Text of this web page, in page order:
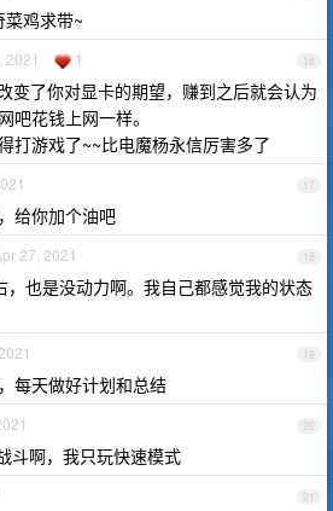
菜鸡求带~
16
2021 1
变了你对显卡的期望，赚到之后就会认为
吧花钱上网一样。
打游戏了~~比电魔杨永信厉害多了
17
给你加个油吧
18
27, 2021
，也是没动力啊。我自己都感觉我的状态
19
每天做好计划和总结
20
斗啊，我只玩快速模式
21